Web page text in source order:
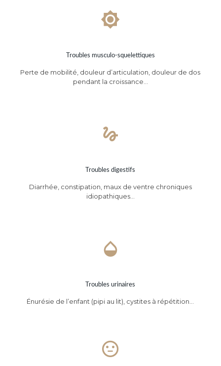
Troubles musculo-squelettiques
Perte de mobilité, douleur d’articulation, douleur de dos
pendant la croissance…
Troubles digestifs
Diarrhée, constipation, maux de ventre chroniques
idiopathiques…
Troubles urinaires
Énurésie de l’enfant (pipi au lit), cystites à répétition…